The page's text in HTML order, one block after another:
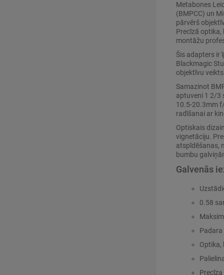
Metabones
(BMPCC) un
pārvērš
Precīzā
montāžu
Šis adapters ir
Blackmagic
objektīvu
Samazinot
aptuveni 1 2/3
10.5-20.3mm
radīšanai ar
Optiskais
vignetāciju.
atspīdēšanas,
bumbu
Galvenās
0.58
Optika,